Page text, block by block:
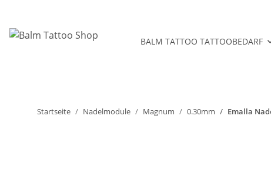
BALM TATTOO TATTOOBEDARF
Startseite Nadelmodule Magnum 0.30mm Emalla